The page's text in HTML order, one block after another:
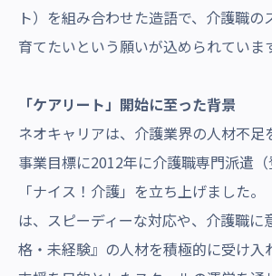
ト）を組み合わせた造語で、介護職の
育てたいという願いが込められていま
「ケアリート」開始に至った背景
ネオキャリアは、介護業界の人材不足
事業目標に2012年に介護職専門派遣
「ナイス！介護」を立ち上げました。
は、スピーディーな対応や、介護職に
格・未経験』の人材を積極的に受け入